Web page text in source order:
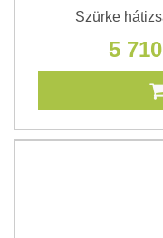
Szürke
5